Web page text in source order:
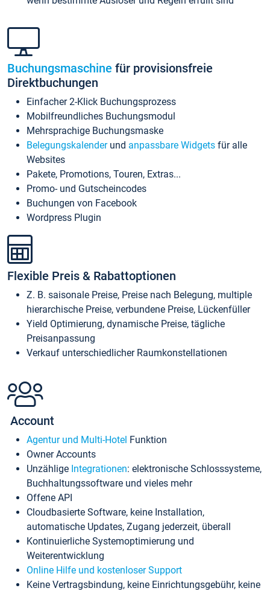
Buchungsmaschine für provisionsfreie
Direktbuchungen
Einfacher 2-Klick Buchungsprozess
Mobilfreundliches Buchungsmodul
Mehrsprachige Buchungsmaske
Belegungskalenderund anpassbare Widgets für alle
Websites
Pakete, Promotions, Touren, Extras...
Promo- und Gutscheincodes
Buchungen von Facebook
Wordpress Plugin
Flexible Preis & Rabattoptionen
Z. B. saisonale Preise, Preise nach Belegung, multiple
hierarchische Preise, verbundene Preise, Lückenfüller
Yield Optimierung, dynamische Preise, tägliche
Preisanpassung
Verkauf unterschiedlicher Raumkonstellationen
Account
Agentur und Multi-Hotel Funktion
Owner Accounts
Unzählige Integrationen: elektronische Schlosssysteme,
Buchhaltungssoftware und vieles mehr
Offene API
Cloudbasierte Software, keine Installation,
automatische Updates, Zugang jederzeit, überall
Kontinuierliche Systemoptimierung und
Weiterentwicklung
Online Hilfe und kostenloser Support
Keine Vertragsbindung, keine Einrichtungsgebühr, keine